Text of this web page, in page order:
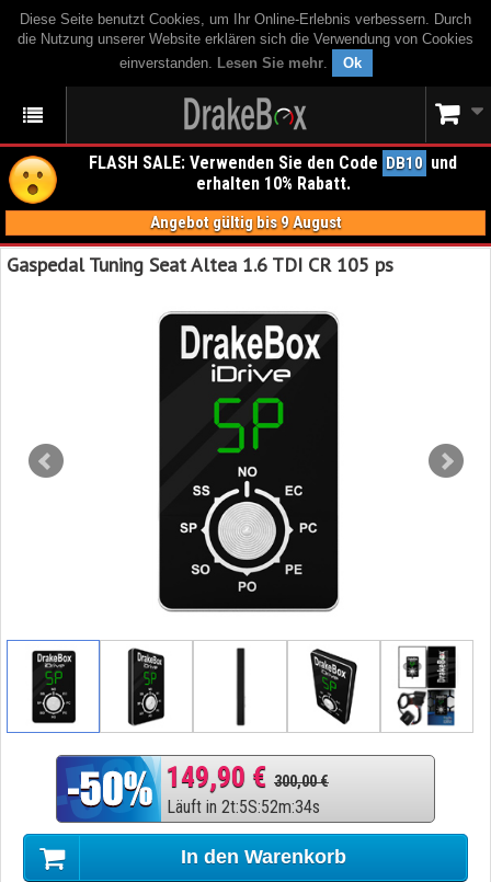
Diese Seite benutzt Cookies, um Ihr Online-Erlebnis verbessern. Durch
die Nutzung unserer Website erklären sich die Verwendung von Cookies
einverstanden. Lesen Sie mehr. Ok
FLASH SALE: Verwenden Sie den Code DB10 und
erhalten 10% Rabatt.
Angebot gültig bis 9 August
Gaspedal Tuning Seat Altea 1.6 TDI CR 105 ps
149,90 € 300,00 €
Läuft in 2t:5S:52m:33s
In den Warenkorb